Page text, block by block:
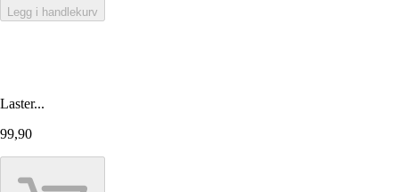
Legg i handlekurv
Laster...
99,90